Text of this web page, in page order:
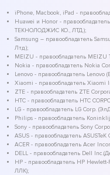
iPhone, Macbook, iPad -
Huawei и Honor -
ТЕКНОЛОДЖИС КО., ЛТД.);
Samsung – правообладатель
Лтд.);
MEIZU - правообладатель MEIZU
Nokia - правообладатель Nokia
Lenovo - правообладатель Lenovo
Xiaomi - правообладатель Xiaomi
ZTE - правообладатель ZTE
HTC - правообладатель HTC
LG - правообладатель LG Corp.
Philips - правообладатель
Sony - правообладатель Sony
ASUS - правообладатель
ACER - правообладатель Acer
DELL - правообладатель Dell
HP - правообладатель HP
ЛЛК);